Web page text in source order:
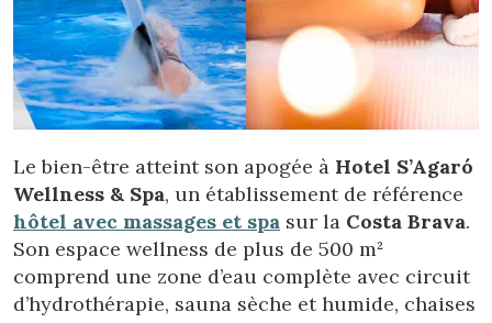
Le bien-être atteint son apogée à Hotel S’Agaró
Wellness & Spa, un établissement de référence
hôtel avec massages et spa sur la Costa Brava.
Son espace wellness de plus de 500 m²
comprend une zone d’eau complète avec circuit
d’hydrothérapie, sauna sèche et humide, chaises